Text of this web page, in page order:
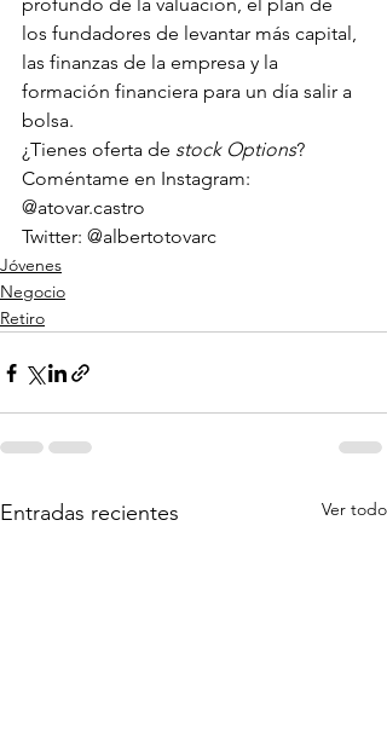
los fundadores de levantar más capital,
las finanzas de la empresa y la
formación financiera para un día salir a
bolsa.
¿Tienes oferta de stock Options?
Coméntame en Instagram:
@atovar.castro
Twitter: @albertotovarc
Jóvenes
Negocio
Retiro
Entradas recientes Ver todo